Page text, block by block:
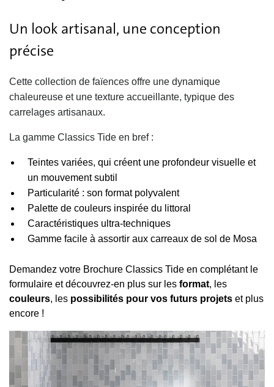
Un look artisanal, une conception
précise
Cette collection de faïences offre une dynamique
chaleureuse et une texture accueillante, typique des
carrelages artisanaux.
La gamme Classics Tide en bref :
Teintes variées, qui créent une profondeur visuelle et
un mouvement subtil
Particularité : son format polyvalent
Palette de couleurs inspirée du littoral
Caractéristiques ultra-techniques
Gamme facile à assortir aux carreaux de sol de Mosa
Demandez votre Brochure Classics Tide en complétant le
formulaire et découvrez-en plus sur les format, les
couleurs, les possibilités pour vos futurs projets et plus
encore !